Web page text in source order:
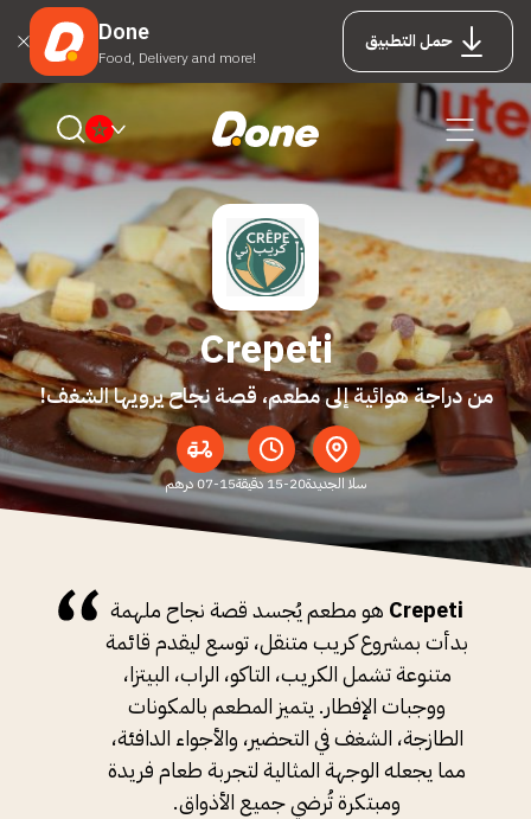
حمل التطبيق Done
Food, Delivery and more!
Crepeti
من دراجة هوائية إلى مطعم، قصة نجاح يرويها الشغف!
سلا الجديدة15-20 دقيقة 07-15 درهم
Crepeti هو مطعم يُجسد قصة نجاح ملهمة
بدأت بمشروع كريب متنقل، توسع ليقدم قائمة
متنوعة تشمل الكريب، التاكو، الراب، البيتزا،
ووجبات الإفطار. يتميز المطعم بالمكونات
الطازجة، الشغف في التحضير، والأجواء الدافئة،
مما يجعله الوجهة المثالية لتجربة طعام فريدة
ومبتكرة تُرضي جميع الأذواق.